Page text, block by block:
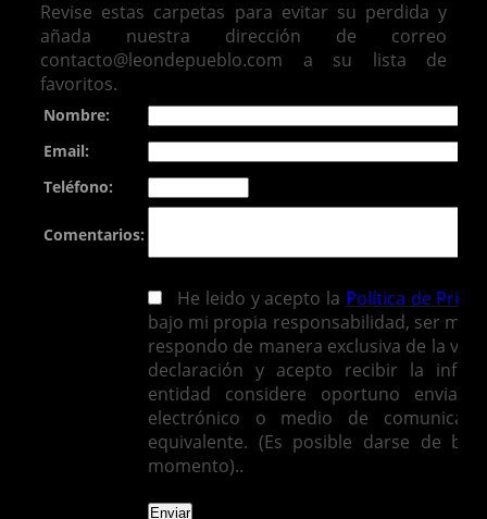
Revise estas carpetas para evitar su perdida y
añada nuestra dirección de correo
contacto@leondepueblo.com a su lista de
favoritos.
Nombre:
Email:
Teléfono:
Comentarios:
He leido y acepto la Política de
bajo mi propia responsabilidad, ser
respondo de manera exclusiva de la
declaración y acepto recibir la
entidad considere oportuno
electrónico o medio de
equivalente. (Es posible darse de
momento)..